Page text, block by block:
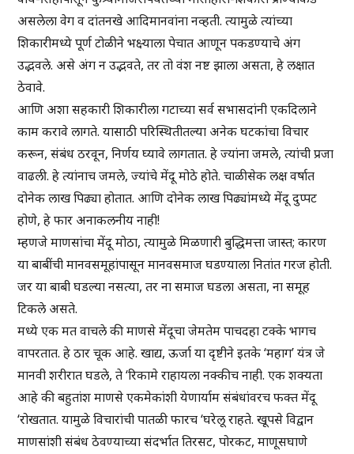
असलेला वेग व दांतनखे आदिमानवांना नव्हती. त्यामुळे त्यांच्या
शिकारीमध्ये पूर्ण टोळीने भक्ष्याला पेचात आणून पकडण्याचे अंग
उद्भवले. असे अंग न उद्भवते, तर तो वंश नष्ट झाला असता, हे लक्षात
ठेवावे.
आणि अशा सहकारी शिकारीला गटाच्या सर्व सभासदांनी एकदिलाने
काम करावे लागते. यासाठी परिस्थितीतल्या अनेक घटकांचा विचार
करून, संबंध ठरवून, निर्णय घ्यावे लागतात. हे ज्यांना जमले, त्यांची प्रजा
वाढली. हे त्यांनाच जमले, ज्यांचे मेंदू मोठे होते. चाळीसेक लक्ष वर्षात
दोनेक लाख पिढ्या होतात. आणि दोनेक लाख पिढ्यांमध्ये मेंदू दुप्पट
होणे, हे फार अनाकलनीय नाही!
म्हणजे माणसांचा मेंदू मोठा, त्यामुळे मिळणारी बुद्धिमत्ता जास्त; कारण
या बाबींची मानवसमूहांपासून मानवसमाज घडण्याला नितांत गरज होती.
जर या बाबी घडल्या नसत्या, तर ना समाज घडला असता, ना समूह
टिकले असते.
मध्ये एक मत वाचले की माणसे मेंदूचा जेमतेम पाचदहा टक्के भागच
वापरतात. हे ठार चूक आहे. खाद्य, ऊर्जा या दृष्टीने इतके ‘महाग’ यंत्र जे
मानवी शरीरात घडले, ते ‘रिकामे राहायला नक्कीच नाही. एक शक्यता
आहे की बहुतांश माणसे एकमेकांशी येणार्याम संबंधांवरच फक्त मेंदू
‘रोखतात. यामुळे विचारांची पातळी फारच ‘घरेलू राहते. खूपसे विद्वान
माणसांशी संबंध ठेवण्याच्या संदर्भात तिरसट, पोरकट, माणूसघाणे